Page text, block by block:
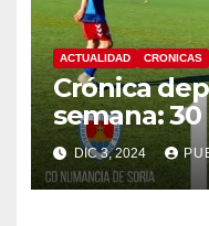
ACTUALIDAD CRONICAS
Crónica
semana:
deDIC 3, 2024